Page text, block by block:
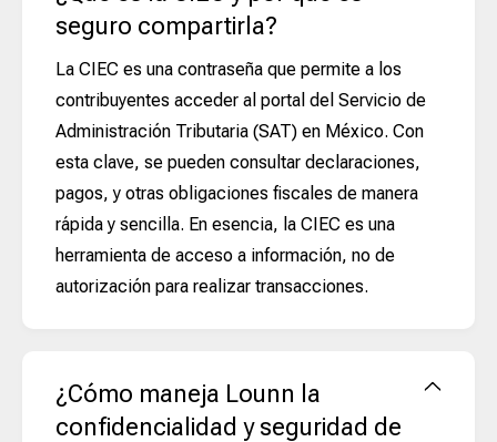
seguro compartirla?
La CIEC es una contraseña que permite a los
contribuyentes acceder al portal del Servicio de
Administración Tributaria (SAT) en México. Con
esta clave, se pueden consultar declaraciones,
pagos, y otras obligaciones fiscales de manera
rápida y sencilla. En esencia, la CIEC es una
herramienta de acceso a información, no de
autorización para realizar transacciones.
¿Cómo maneja Lounn la
confidencialidad y seguridad de